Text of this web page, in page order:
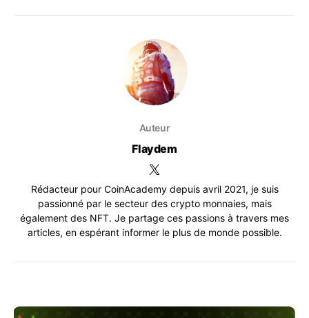
Auteur
Flaydem
Rédacteur pour CoinAcademy depuis avril 2021, je suis
passionné par le secteur des crypto monnaies, mais
également des NFT. Je partage ces passions à travers mes
articles, en espérant informer le plus de monde possible.